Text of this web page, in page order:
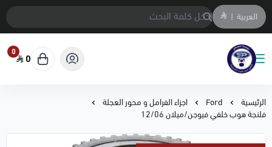
العربية |
متجر المحمادي لقطع السيارات
0
0
الرئيسية Ford
اجزاء الفرامل و محور العجلة
فلنجة هوب خلفي فيوجن/ميلان 12/06